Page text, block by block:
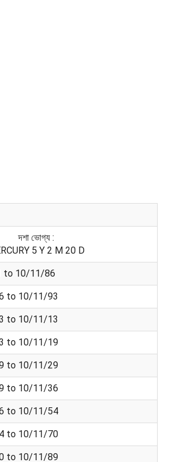
দশা ভোগ্য :
5 Y 2 M 20 D
to 10/11/86
to 10/11/93
to 10/11/13
to 10/11/19
to 10/11/29
to 10/11/36
to 10/11/54
to 10/11/70
to 10/11/89